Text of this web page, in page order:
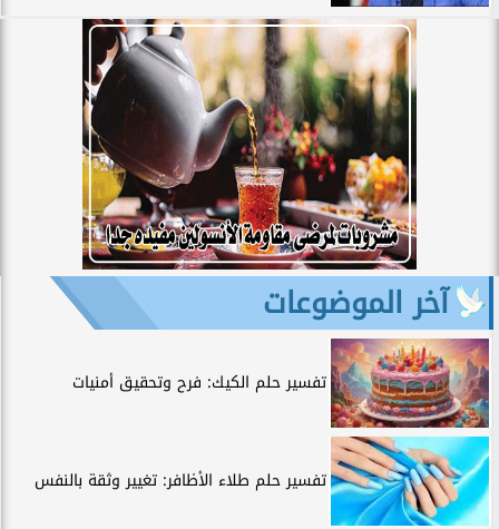
آخر الموضوعات
تفسير حلم الكيك: فرح وتحقيق أمنيات
تفسير حلم طلاء الأظافر: تغيير وثقة بالنفس